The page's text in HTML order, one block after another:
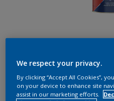
Gris Urbano - 00NN 20/000
We respect your privacy.
By clicking “Accept All Cookies”,
on your device to enhance site
assist in our marketing efforts.